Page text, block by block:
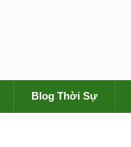
Blog Thời Sự